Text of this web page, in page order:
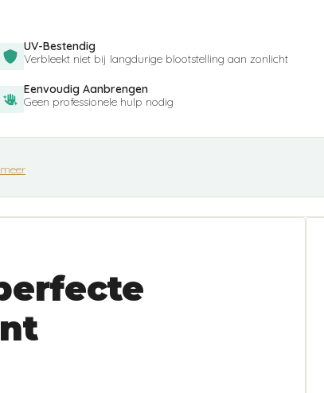
UV-Bestendig
Verbleekt niet bij langdurige blootstelling aan zonlicht
Eenvoudig Aanbrengen
Geen professionele hulp nodig